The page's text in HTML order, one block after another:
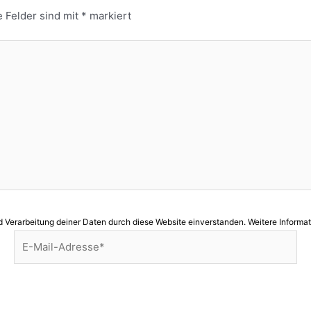
Felder sind mit * markiert
deiner Daten durch diese Website einverstanden. Weitere
Mail-